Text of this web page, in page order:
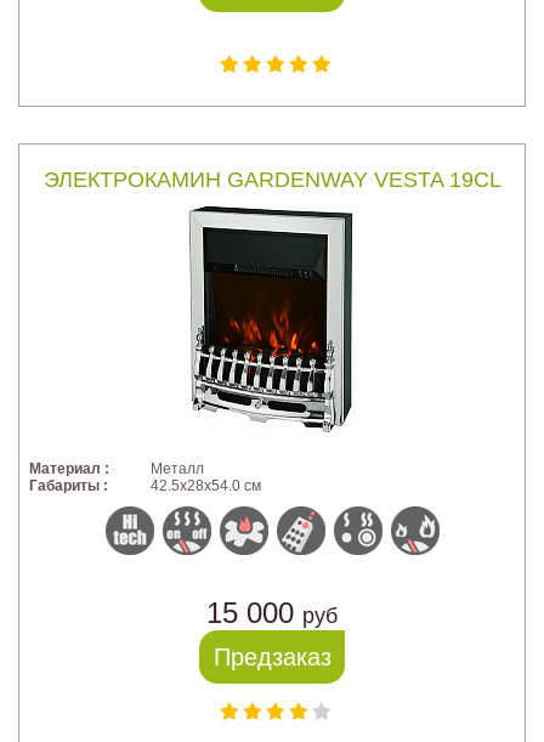
ЭЛЕКТРОКАМИН GARDENWAY VESTA 19CL
Материал :
Металл
Габариты :
42.5х28х54.0 см
15 000 руб
Предзаказ